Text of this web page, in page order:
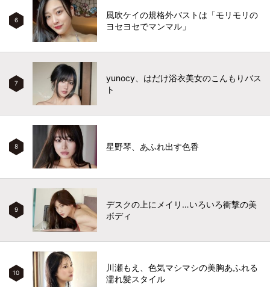
6
風吹ケイの規格外バストは「モリモリの
ヨセヨセでマンマル」
7
yunocy、はだけ浴衣美女のこんもりバス
ト
8 星野琴、あふれ出す色香
9
デスクの上にメイリ…いろいろ衝撃の美
ボディ
10
川瀬もえ、色気マシマシの美胸あふれる
濡れ髪スタイル